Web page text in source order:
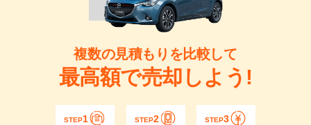
複数の見積もりを比較して
最高額で売却しよう!
STEP1 STEP2 STEP3